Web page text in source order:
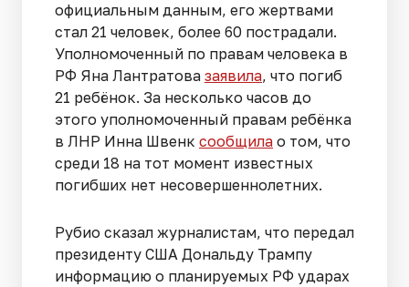
официальным данным, его жертвами
стал 21 человек, более 60 пострадали.
Уполномоченный по правам человека в
РФ Яна Лантратова заявила, что погиб
21 ребёнок. За несколько часов до
этого уполномоченный правам ребёнка
в ЛНР Инна Швенк сообщила о том, что
среди 18 на тот момент известных
погибших нет несовершеннолетних.
Рубио сказал журналистам, что передал
президенту США Дональду Трампу
информацию о планируемых РФ ударах